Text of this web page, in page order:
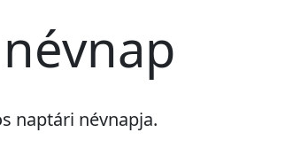
naptári névnapja.